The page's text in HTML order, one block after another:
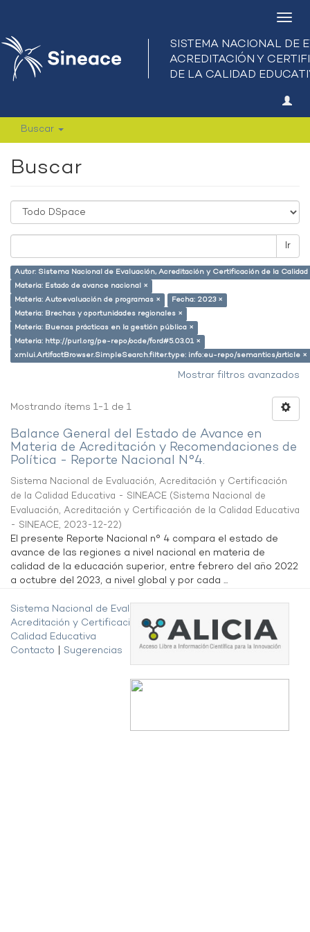
Buscar
Buscar
Ir
Autor: Sistema Nacional de Evaluación, Acreditación y Certificación de la
Materia: Estado de avance nacional ×
Materia: Autoevaluación de programas ×
Fecha: 2023 ×
Materia: Brechas y oportunidades regionales ×
Materia: Buenas prácticas en la gestión pública ×
Materia: http://purl.org/pe-repo/ocde/ford#5.03.01 ×
xmlui.ArtifactBrowser.SimpleSearch.filter.type: info:eu-repo/semantics/article ×
Mostrar filtros avanzados
Mostrando ítems 1-1 de 1
Balance General del Estado de Avance en
Materia de Acreditación y Recomendaciones de
Política - Reporte Nacional N°4.
Sistema Nacional de Evaluación, Acreditación y Certificación
de la Calidad Educativa - SINEACE (Sistema Nacional de
Evaluación, Acreditación y Certificación de la Calidad Educativa
- SINEACE, 2023-12-22)
El presente Reporte Nacional n° 4 compara el estado de
avance de las regiones a nivel nacional en materia de
calidad de la educación superior, entre febrero del año 2022
a octubre del 2023, a nivel global y por cada ...
Sistema Nacional de Evaluación,
Acreditación y Certificación de la
Calidad Educativa
Contacto
Sugerencias